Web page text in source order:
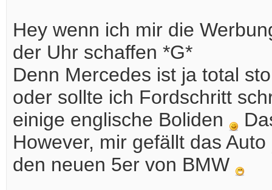
Hey wenn ich mir die
der Uhr schaffen *G*
Denn Mercedes ist ja total
oder sollte ich Fordschritt
einige englische Boliden
However, mir gefällt das Auto
den neuen 5er von BMW